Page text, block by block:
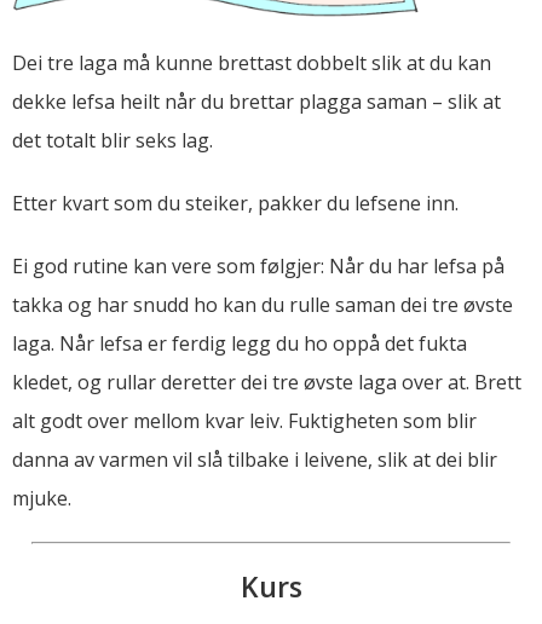
Dei tre laga må kunne brettast dobbelt slik at du kan
dekke lefsa heilt når du brettar plagga saman – slik at
det totalt blir seks lag.
Etter kvart som du steiker, pakker du lefsene inn.
Ei god rutine kan vere som følgjer: Når du har lefsa på
takka og har snudd ho kan du rulle saman dei tre øvste
laga. Når lefsa er ferdig legg du ho oppå det fukta
kledet, og rullar deretter dei tre øvste laga over at. Brett
alt godt over mellom kvar leiv. Fuktigheten som blir
danna av varmen vil slå tilbake i leivene, slik at dei blir
mjuke.
Kurs